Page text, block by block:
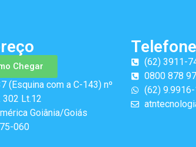
Chegar
(Esquina com a C-143) nº
302 Lt.12
Goiânia/Goiás
060
(62) 3911-
0800 878
(62)
Telefone